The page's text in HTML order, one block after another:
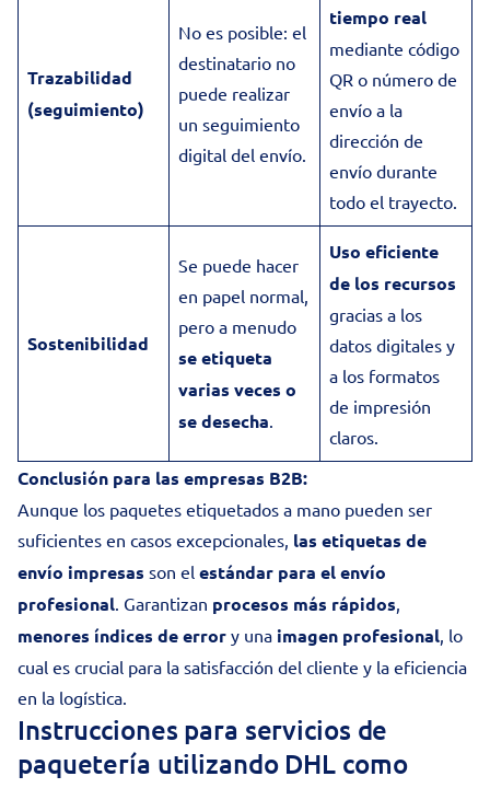
Trazabilidad
(seguimiento)
No es posible: el
destinatario no
puede realizar
un seguimiento
digital del envío.
tiempo real
mediante código
QR o número de
envío a la
dirección de
envío durante
todo el trayecto.
Sostenibilidad
Se puede hacer
en papel normal,
pero a menudo
se etiqueta
varias veces o
se desecha.
Uso eficiente
de los recursos
gracias a los
datos digitales y
a los formatos
de impresión
claros.
Conclusión para las empresas B2B:
Aunque los paquetes etiquetados a mano pueden ser
suficientes en casos excepcionales, las etiquetas de
envío impresas son el estándar para el envío
profesional. Garantizan procesos más rápidos,
menores índices de error y una imagen profesional, lo
cual es crucial para la satisfacción del cliente y la eficiencia
en la logística.
Instrucciones para servicios de
paquetería utilizando DHL como